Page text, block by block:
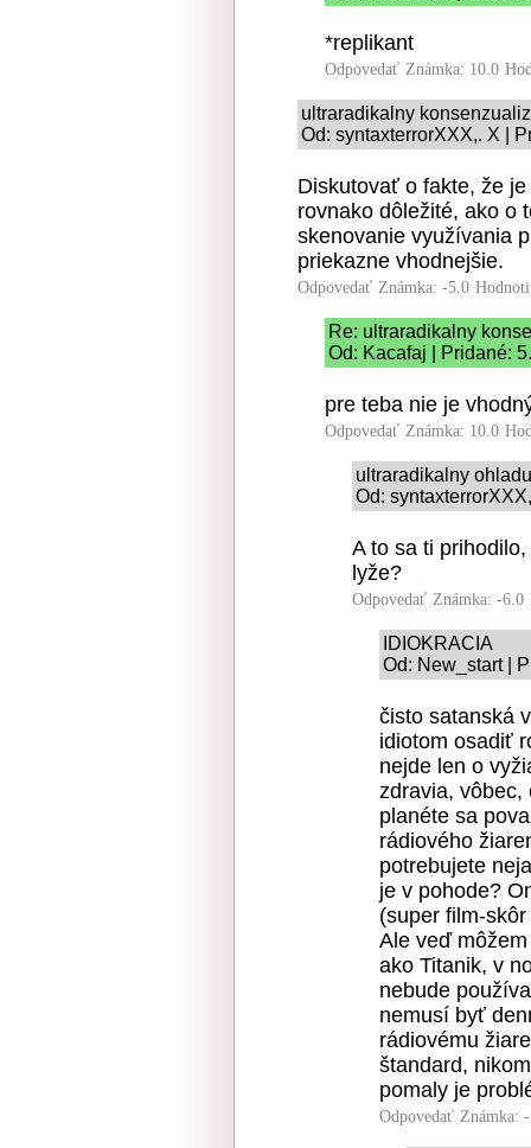
*replikant
Odpovedať Známka: 10.0
ultraradikalny
Od: syntaxterrorXXX,. X |
Diskutovať o fakte, že
rovnako dôležité, ako o
skenovanie využívania
priekazne vhodnejšie.
Odpovedať Známka: -5.0
Re: ultraradikalny
Od: Kacafaj | Pridané:
pre teba nie je
Odpovedať Známka: 10.0
ultraradikalny
Od:
A to sa ti
lyže?
Odpovedať Známka: -6.0
IDIOKRACIA
Od: New_start |
čisto satanská
idiotom osadiť
nejde len o
zdravia, vôbec,
planéte sa
rádiového
potrebujete
je v pohode?
(super film-
Ale veď
ako Titanik, v
nebude
nemusí byť
rádiovému
štandard,
pomaly je
Odpovedať Známka: